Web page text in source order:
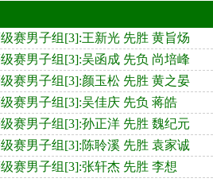
赛男子组[3]:王新光 先胜 黄旨炀
赛男子组[3]:吴函成 先负 尚培峰
赛男子组[3]:颜玉松 先胜 黄之晏
赛男子组[3]:吴佳庆 先负 蒋皓
赛男子组[3]:孙正洋 先胜 魏纪元
赛男子组[3]:陈聆溪 先胜 袁家诚
赛男子组[3]:张轩杰 先胜 李想